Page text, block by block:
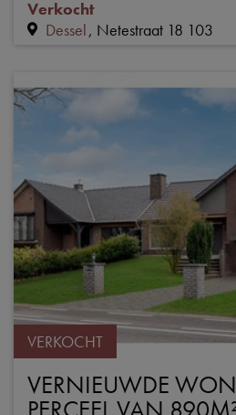
Verkocht
Dessel Netestraat 18 103
VERKOCHT
VERNIEUWDE